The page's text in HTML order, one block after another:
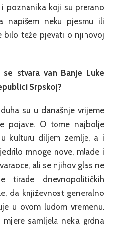
poznanika koji su prerano
napišem neku pjesmu ili
bilo teže pjevati o njihovoj
stvara van Banje Luke
Srpskoj?
su u današnje vrijeme
pojave. O tome najbolje
kulturu diljem zemlje, a i
mnoge nove, mlade i
ali se njihov glas ne
tirade dnevnopolitičkih
da književnost generalno
u ovom ludom vremenu.
samljela neka grdna